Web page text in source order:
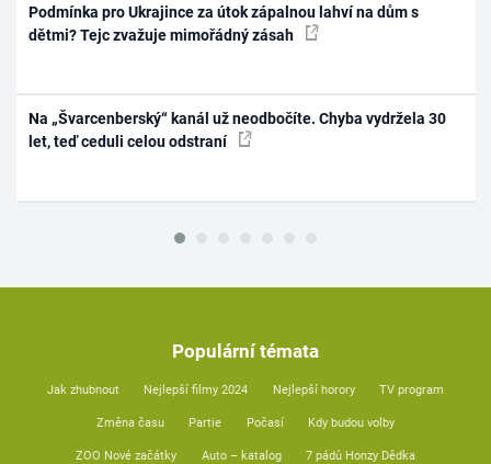
Podmínka pro Ukrajince za útok zápalnou lahví na dům s
dětmi? Tejc zvažuje mimořádný zásah
Na „Švarcenberský“ kanál už neodbočíte. Chyba vydržela 30
let, teď ceduli celou odstraní
Populární témata
Jak zhubnout Nejlepší filmy 2024 Nejlepší horory TV program
Změna času Partie Počasí Kdy budou volby
ZOO Nové začátky Auto – katalog 7 pádů Honzy Dědka